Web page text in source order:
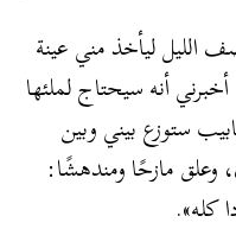
ليأخذ مني عينة
أنه سيحتاج لملئها
ستوزع بيني وبين
وعلق مازحًا ومندهشًا:
كله».